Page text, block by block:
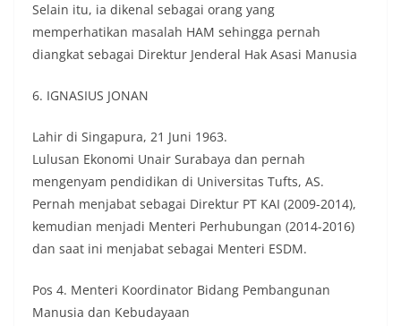
Selain itu, ia dikenal sebagai orang yang
memperhatikan masalah HAM sehingga pernah
diangkat sebagai Direktur Jenderal Hak Asasi Manusia
6. IGNASIUS JONAN
Lahir di Singapura, 21 Juni 1963.
Lulusan Ekonomi Unair Surabaya dan pernah
mengenyam pendidikan di Universitas Tufts, AS.
Pernah menjabat sebagai Direktur PT KAI (2009-2014),
kemudian menjadi Menteri Perhubungan (2014-2016)
dan saat ini menjabat sebagai Menteri ESDM.
Pos 4. Menteri Koordinator Bidang Pembangunan
Manusia dan Kebudayaan